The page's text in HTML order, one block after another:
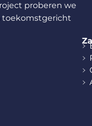
proberen we
toekomstgericht